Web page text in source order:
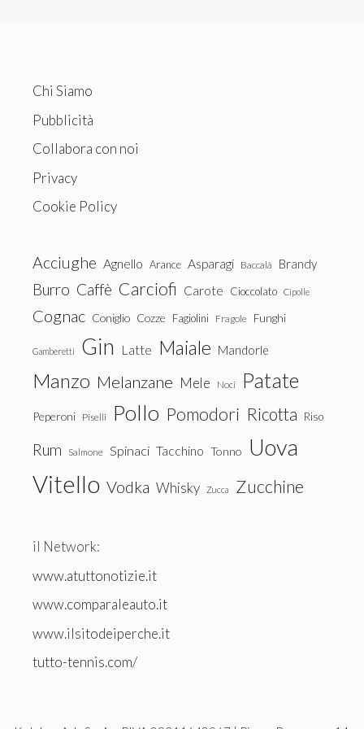
Chi Siamo
Pubblicità
Collabora con noi
Privacy
Cookie Policy
Acciughe Agnello Arance Asparagi Baccalà Brandy
Burro Caffè Carciofi Carote Cioccolato Cipolle
Cognac Coniglio Cozze Fagiolini Fragole Funghi
Gamberetti Gin Latte Maiale Mandorle
Manzo Melanzane Mele Noci Patate
Peperoni Piselli Pollo Pomodori Ricotta Riso
Rum Salmone Spinaci Tacchino Tonno Uova
Vitello Vodka Whisky Zucca Zucchine
il Network:
www.atuttonotizie.it
www.comparaleauto.it
www.ilsitodeiperche.it
tutto-tennis.com/